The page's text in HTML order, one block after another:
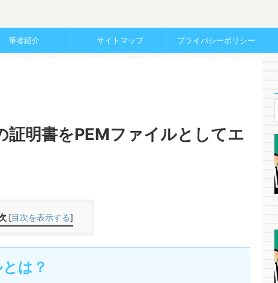
筆者紹介 サイトマップ プライバシーポリシー
明書をPEMファイルとしてエ
[目次を表示する]
は？